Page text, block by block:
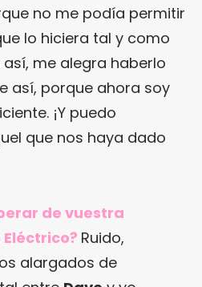
no me podía permitir
lo hiciera tal y como
así, me alegra haberlo
así, porque ahora soy
¡Y puedo
que nos haya dado
de vuestra
Ruido,
alargados de